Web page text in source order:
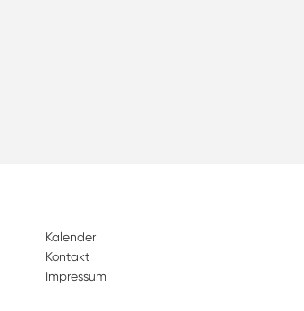
Kalender
Kontakt
Impressum